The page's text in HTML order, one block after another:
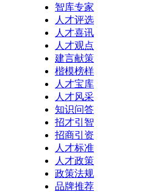
智库专家
人才评选
人才喜讯
人才观点
建言献策
楷模榜样
人才宝库
人才风采
知识问答
招才引智
招商引资
人才标准
人才政策
政策法规
品牌推荐